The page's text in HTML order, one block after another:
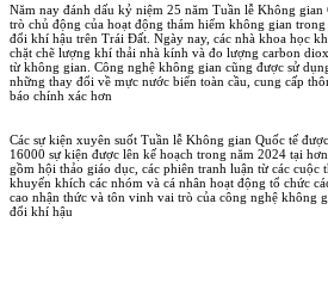
Năm nay đánh dấu kỷ niệm 25 năm Tuần lễ Không gian
trò chủ động của hoạt động thám hiểm không gian
đổi khí hậu trên Trái Đất. Ngày nay, các nhà khoa học
chặt chẽ lượng khí thải nhà kính và đo lượng carbon
từ không gian. Công nghệ không gian cũng được sử
những thay đổi về mực nước biển toàn cầu, cung cấp
báo chính xác hơn
Các sự kiện xuyên suốt Tuần lễ Không gian Quốc tế
16000 sự kiện được lên kế hoạch trong năm 2024 tại
gồm hội thảo giáo dục, các phiên tranh luận từ các cuộc
khuyến khích các nhóm và cá nhân hoạt động tổ chức
cao nhận thức và tôn vinh vai trò của công nghệ không
đổi khí hậu